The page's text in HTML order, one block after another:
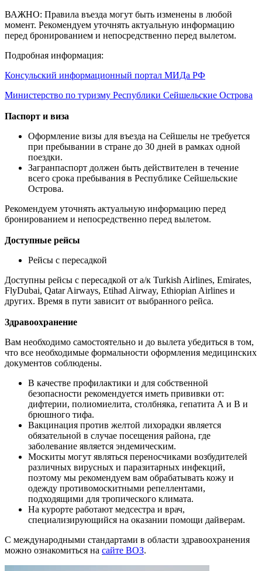
ВАЖНО: Правила въезда могут быть изменены в любой
момент. Рекомендуем уточнять актуальную информацию
перед бронированием и непосредственно перед вылетом.
Подробная информация:
Консульский информационный портал МИДа РФ
Министерство по туризму Республики Сейшельские Острова
Паспорт и виза
Оформление визы для въезда на Сейшелы не требуется
при пребывании в стране до 30 дней в рамках одной
поездки.
Загранпаспорт должен быть действителен в течение
всего срока пребывания в Республике Сейшельские
Острова.
Рекомендуем уточнять актуальную информацию перед
бронированием и непосредственно перед вылетом.
Доступные рейсы
Рейсы с пересадкой
Доступны рейсы с пересадкой от а/к Turkish Airlines, Emirates,
FlyDubai, Qatar Airways, Etihad Airway, Ethiopian Airlines и
других. Время в пути зависит от выбранного рейса.
Здравоохранение
Вам необходимо самостоятельно и до вылета убедиться в том,
что все необходимые формальности оформления медицинских
документов соблюдены.
В качестве профилактики и для собственной
безопасности рекомендуется иметь прививки от:
дифтерии, полиомиелита, столбняка, гепатита А и В и
брюшного тифа.
Вакцинация против желтой лихорадки является
обязательной в случае посещения района, где
заболевание является эндемическим.
Москиты могут являться переносчиками возбудителей
различных вирусных и паразитарных инфекций,
поэтому мы рекомендуем вам обрабатывать кожу и
одежду противомоскитными репеллентами,
подходящими для тропического климата.
На курорте работают медсестра и врач,
специализирующийся на оказании помощи дайверам.
С международными стандартами в области здравоохранения
можно ознакомиться на сайте ВОЗ.